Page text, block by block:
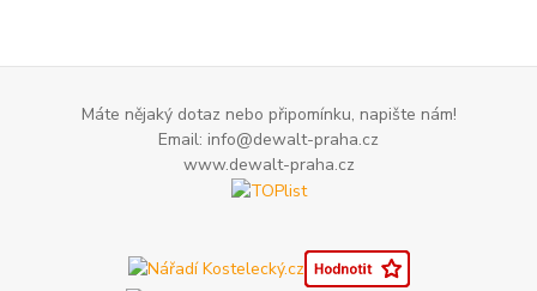
Máte nějaký dotaz nebo připomínku, napište nám!
Email: info@dewalt-praha.cz
www.dewalt-praha.cz